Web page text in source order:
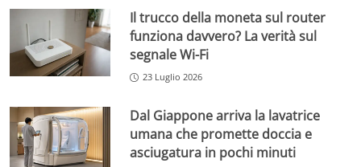
Il trucco della moneta sul router
funziona davvero? La verità sul
segnale Wi-Fi
23 Luglio 2026
Dal Giappone arriva la lavatrice
umana che promette doccia e
asciugatura in pochi minuti